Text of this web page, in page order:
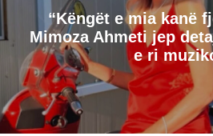
“Këngët e mia kanë
Mimoza Ahmeti jep
e ri